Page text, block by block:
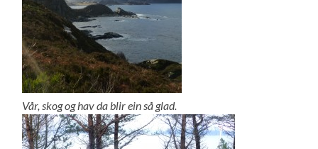
Vår, skog og hav da blir ein så glad.